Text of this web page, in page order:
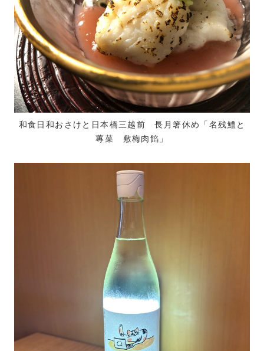
和食日和おさけと日本橋三越前 長月箸休め「名残鱧と
蓴菜 敷梅肉餡」